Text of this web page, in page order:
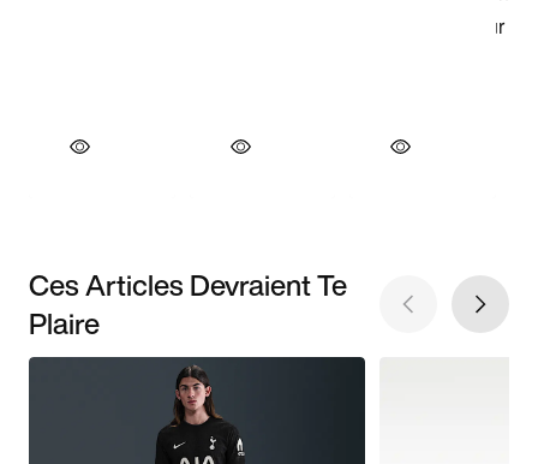
Ces Articles Devraient Te
Plaire